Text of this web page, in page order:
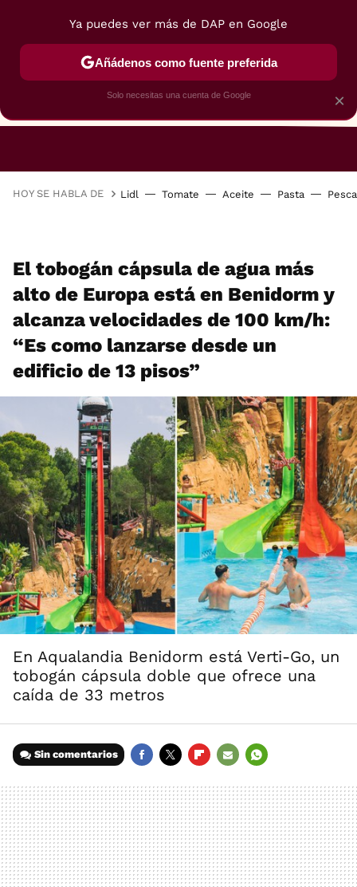
RESTAURANTES GASTROGUÍA
HOY SE HABLA DE Lidl Tomate Aceite Pasta
El tobogán cápsula de agua más
alto de Europa está en Benidorm y
alcanza velocidades de 100 km/h:
“Es como lanzarse desde un
edificio de 13 pisos”
En Aqualandia Benidorm está Verti-Go, un
tobogán cápsula doble que ofrece una
caída de 33 metros
Sin comentarios
MAIL
×
Ya puedes ver más de DAP en Google
Añádenos como fuente preferida
Solo necesitas una cuenta de Google